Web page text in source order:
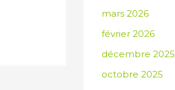
mars 2026
février 2026
décembre 2025
octobre 2025